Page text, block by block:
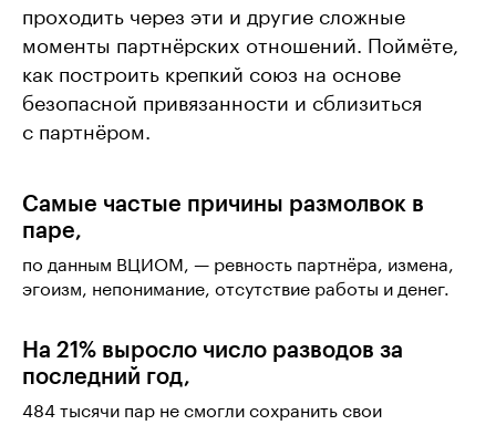
проходить через эти и другие сложные
моменты партнёрских отношений. Поймёте,
как построить крепкий союз на основе
безопасной привязанности и сблизиться
с партнёром.
Самые частые причины размолвок в
паре,
по данным ВЦИОМ, — ревность партнёра, измена,
эгоизм, непонимание, отсутствие работы и денег.
На 21% выросло число разводов за
последний год,
484 тысячи пар не смогли сохранить свои